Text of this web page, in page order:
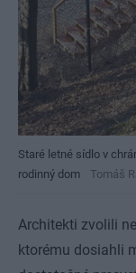
Staré letné sídlo v
rodinný dom
Tomáš
Architekti zvolili
ktorému dosiahli